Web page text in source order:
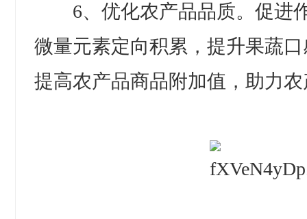
6、优化农产品品质。促进
微量元素定向积累，提升果蔬
提高农产品商品附加值，助力